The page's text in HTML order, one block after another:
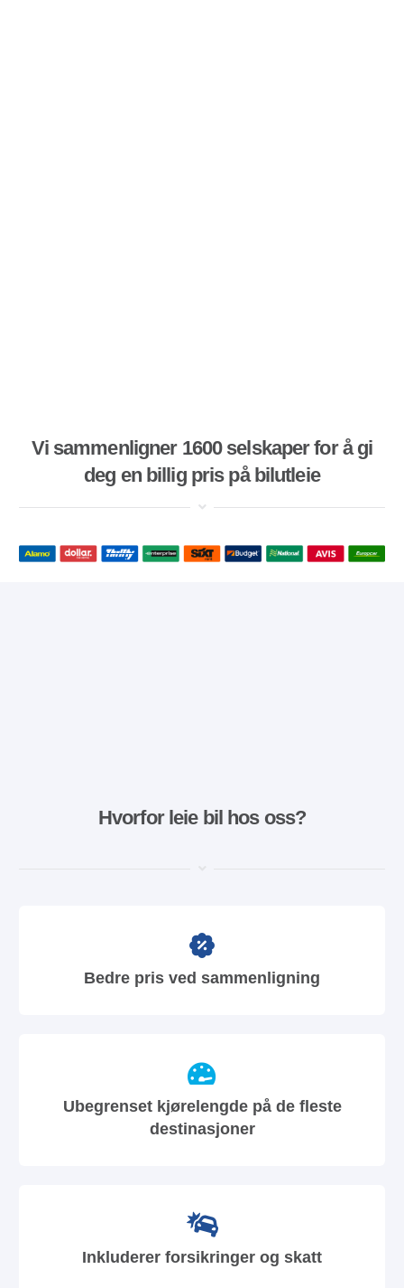
Vi sammenligner 1600 selskaper for å gi
deg en billig pris på bilutleie
Hvorfor leie bil hos oss?
Bedre pris ved sammenligning
Ubegrenset kjørelengde på de fleste
destinasjoner
Inkluderer forsikringer og skatt